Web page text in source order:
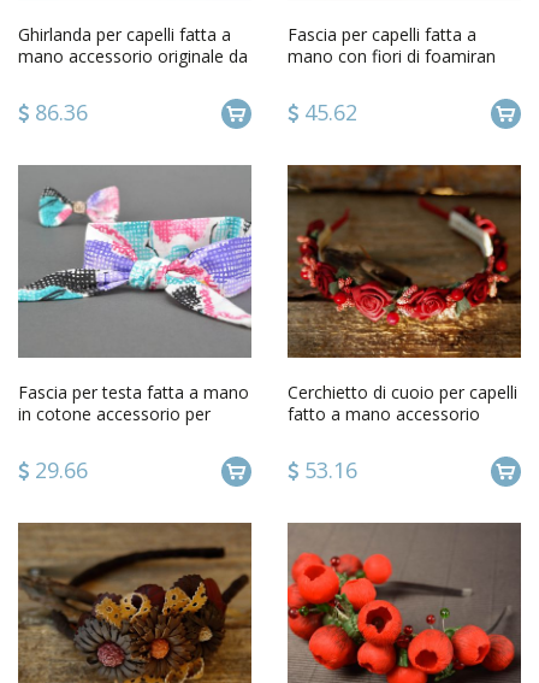
Ghirlanda per capelli fatta a
mano accessorio originale da
86.36
Fascia per capelli fatta a
mano con fiori di foamiran
45.62
Fascia per testa fatta a mano
in cotone accessorio per
29.66
Cerchietto di cuoio per capelli
fatto a mano accessorio
53.16